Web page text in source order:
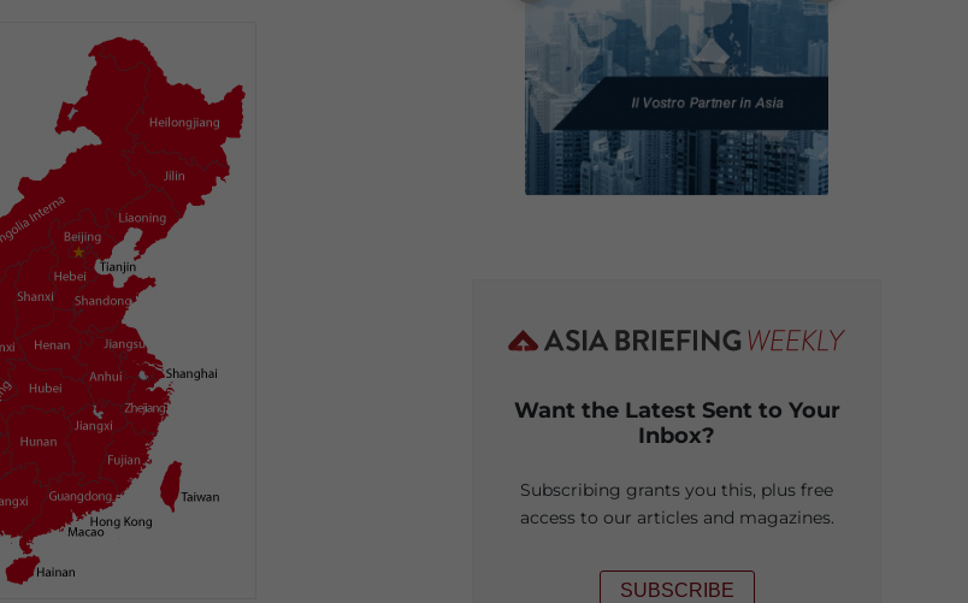
Want the Latest Sent to Your
Inbox?
Subscribing grants you this, plus free
access to our articles and magazines.
SUBSCRIBE